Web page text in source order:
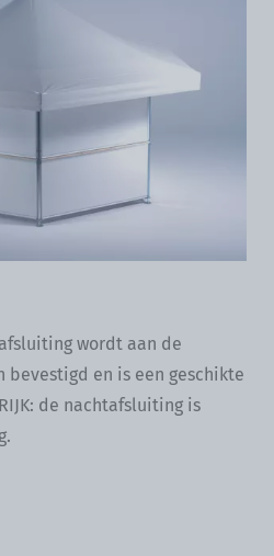
wordt aan de
bevestigd en is een geschikte
de nachtafsluiting is